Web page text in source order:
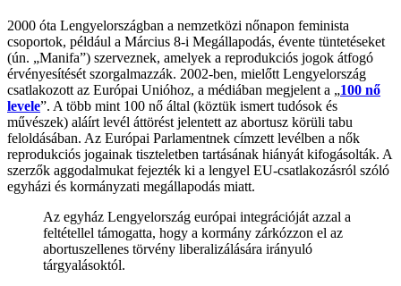
2000 óta Lengyelországban a nemzetközi nőnapon feminista
csoportok, például a Március 8-i Megállapodás, évente tüntetéseket
(ún. „Manifa”) szerveznek, amelyek a reprodukciós jogok átfogó
érvényesítését szorgalmazzák. 2002-ben, mielőtt Lengyelország
csatlakozott az Európai Unióhoz, a médiában megjelent a „100 nő
levele”. A több mint 100 nő által (köztük ismert tudósok és
művészek) aláírt levél áttörést jelentett az abortusz körüli tabu
feloldásában. Az Európai Parlamentnek címzett levélben a nők
reprodukciós jogainak tiszteletben tartásának hiányát kifogásolták. A
szerzők aggodalmukat fejezték ki a lengyel EU-csatlakozásról szóló
egyházi és kormányzati megállapodás miatt.
Az egyház Lengyelország európai integrációját azzal a
feltétellel támogatta, hogy a kormány zárkózzon el az
abortuszellenes törvény liberalizálására irányuló
tárgyalásoktól.